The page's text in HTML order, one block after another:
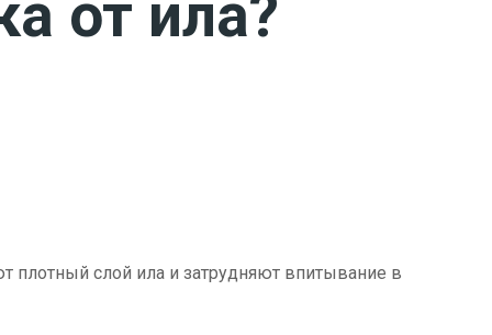
от ила?
плотный слой ила и затрудняют впитывание в